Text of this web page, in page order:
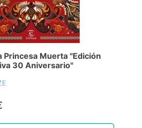
Princesa Muerta "Edición
30 Aniversario"